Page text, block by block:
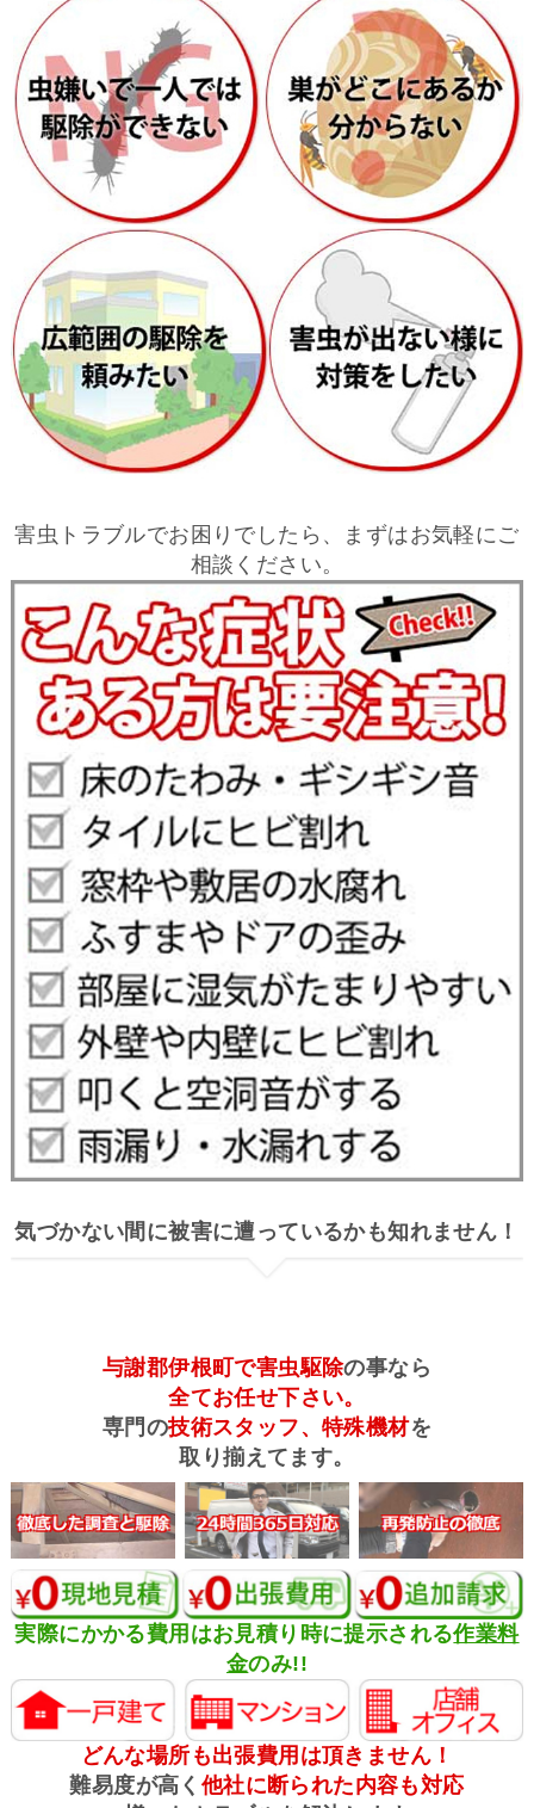
害虫トラブルでお困りでしたら、まずはお気軽にご
相談ください。
気づかない間に被害に遭っているかも知れません！
与謝郡伊根町で害虫駆除の事なら
全てお任せ下さい。
専門の技術スタッフ、特殊機材を
取り揃えてます。
実際にかかる費用はお見積り時に提示される作業料
金のみ!!
どんな場所も出張費用は頂きません！
難易度が高く 他社に断られた内容も対応